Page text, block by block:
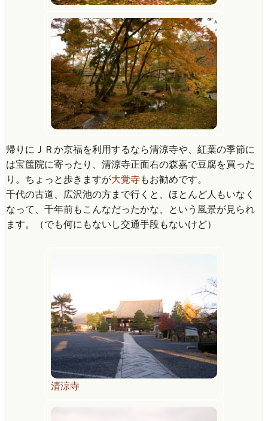
帰りにＪＲか京福を利用するなら清涼寺や、紅葉の季節に
は宝筺院に寄ったり、清涼寺正面右の森嘉で豆腐を買った
り。ちょっと歩きますが大覚寺もお勧めです。
千代の古道、広沢池の方まで行くと、ほとんど人もいなく
なって、千年前もこんなだったかな、という風景が見られ
ます。（でも何にもないし交通手段もないけど）
清涼寺